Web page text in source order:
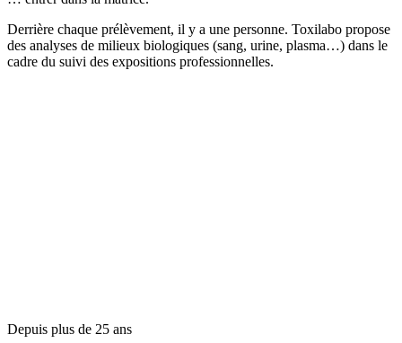
Derrière chaque prélèvement, il y a une personne. Toxilabo propose
des analyses de milieux biologiques (sang, urine, plasma…) dans le
cadre du suivi des expositions professionnelles.
Depuis plus de 25 ans